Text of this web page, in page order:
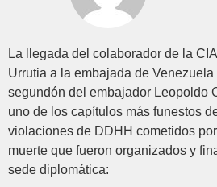
La llegada del colaborador de la
Urrutia a la embajada de
segundón del embajador Leopoldo
uno de los capítulos más funestos
violaciones de DDHH cometidos
muerte que fueron organizados y
sede diplomática: